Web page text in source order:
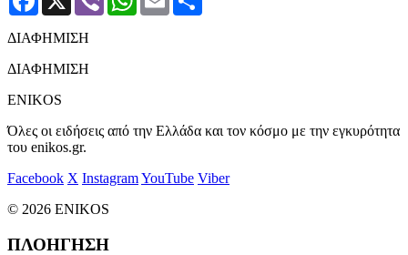
ΔΙΑΦΗΜΙΣΗ
ΔΙΑΦΗΜΙΣΗ
ENIKOS
Όλες οι ειδήσεις από την Ελλάδα και τον κόσμο με την εγκυρότητα
του enikos.gr.
Facebook X InstagramYouTube Viber
© 2026 ENIKOS
ΠΛΟΗΓΗΣΗ